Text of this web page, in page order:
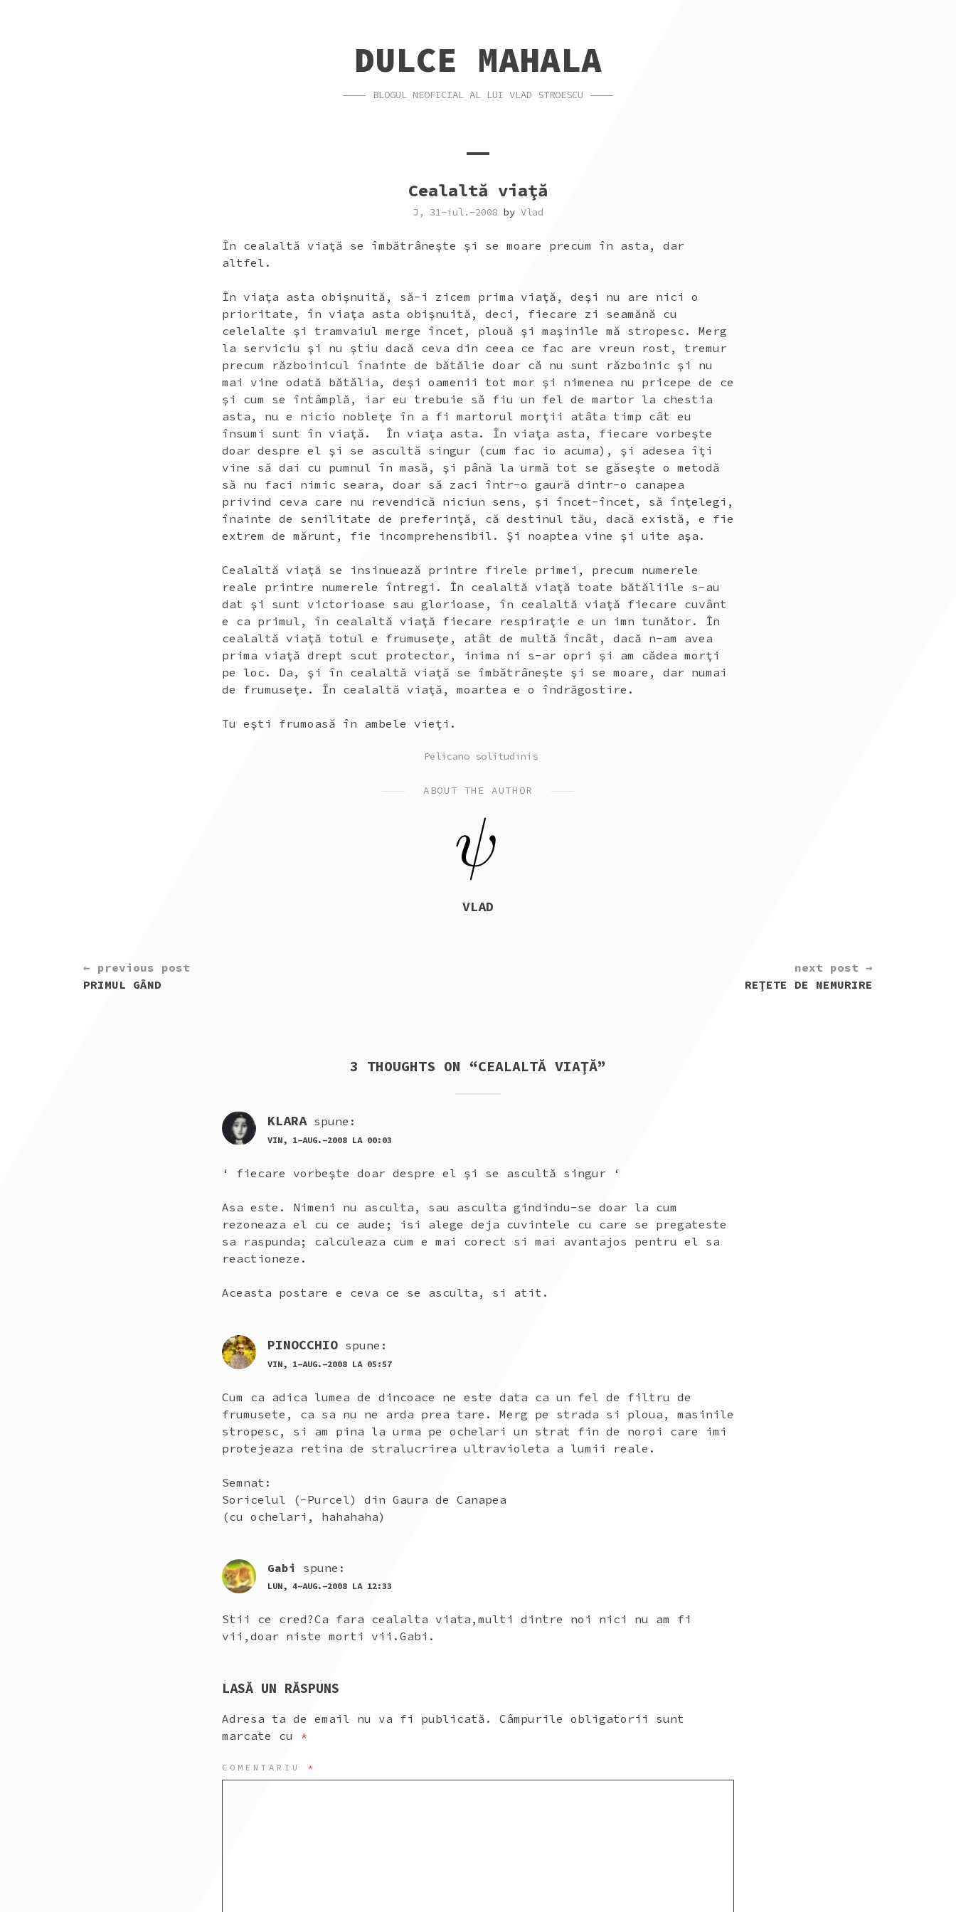
DULCE MAHALA
BLOGUL NEOFICIAL AL LUI VLAD STROESCU
Cealaltă viaţă
J, 31-iul.-2008 by Vlad
În cealaltă viaţă se îmbătrâneşte şi se moare precum în asta, dar
altfel.
În viaţa asta obişnuită, să-i zicem prima viaţă, deşi nu are nici o
prioritate, în viaţa asta obişnuită, deci, fiecare zi seamănă cu
celelalte şi tramvaiul merge încet, plouă şi maşinile mă stropesc. Merg
la serviciu şi nu ştiu dacă ceva din ceea ce fac are vreun rost, tremur
precum războinicul înainte de bătălie doar că nu sunt războinic şi nu
mai vine odată bătălia, deşi oamenii tot mor şi nimenea nu pricepe de ce
şi cum se întâmplă, iar eu trebuie să fiu un fel de martor la chestia
asta, nu e nicio nobleţe în a fi martorul morţii atâta timp cât eu
însumi sunt în viaţă. În viaţa asta. În viaţa asta, fiecare vorbeşte
doar despre el şi se ascultă singur (cum fac io acuma), şi adesea îţi
vine să dai cu pumnul în masă, şi până la urmă tot se găseşte o metodă
să nu faci nimic seara, doar să zaci într-o gaură dintr-o canapea
privind ceva care nu revendică niciun sens, şi încet-încet, să înţelegi,
înainte de senilitate de preferinţă, că destinul tău, dacă există, e fie
extrem de mărunt, fie incomprehensibil. Şi noaptea vine şi uite aşa.
Cealaltă viaţă se insinuează printre firele primei, precum numerele
reale printre numerele întregi. În cealaltă viaţă toate bătăliile s-au
dat şi sunt victorioase sau glorioase, în cealaltă viaţă fiecare cuvânt
e ca primul, în cealaltă viaţă fiecare respiraţie e un imn tunător. În
cealaltă viaţă totul e frumuseţe, atât de multă încât, dacă n-am avea
prima viaţă drept scut protector, inima ni s-ar opri şi am cădea morţi
pe loc. Da, şi în cealaltă viaţă se îmbătrâneşte şi se moare, dar numai
de frumuseţe. În cealaltă viaţă, moartea e o îndrăgostire.
Tu eşti frumoasă în ambele vieţi.
POSTED
Pelicano solitudinis
ABOUT THE AUTHOR
VLAD
CONTINUE
READING
← previous post
PRIMUL GÂND
next post →
REŢETE DE NEMURIRE
3 THOUGHTS ON “CEALALTĂ VIAŢĂ”
KLARA spune:
VIN, 1-AUG.-2008 LA 00:03
‘ fiecare vorbeşte doar despre el şi se ascultă singur ‘
Asa este. Nimeni nu asculta, sau asculta gindindu-se doar la cum
rezoneaza el cu ce aude; isi alege deja cuvintele cu care se pregateste
sa raspunda; calculeaza cum e mai corect si mai avantajos pentru el sa
reactioneze.
Aceasta postare e ceva ce se asculta, si atit.
PINOCCHIO spune:
VIN, 1-AUG.-2008 LA 05:57
Cum ca adica lumea de dincoace ne este data ca un fel de filtru de
frumusete, ca sa nu ne arda prea tare. Merg pe strada si ploua, masinile
stropesc, si am pina la urma pe ochelari un strat fin de noroi care imi
protejeaza retina de stralucrirea ultravioleta a lumii reale.
Semnat:
Soricelul (-Purcel) din Gaura de Canapea
(cu ochelari, hahahaha)
Gabi spune:
LUN, 4-AUG.-2008 LA 12:33
Stii ce cred?Ca fara cealalta viata,multi dintre noi nici nu am fi
vii,doar niste morti vii.Gabi.
LASĂ UN RĂSPUNS
Adresa ta de email nu va fi publicată.
Câmpurile obligatorii sunt
marcate cu *
COMENTARIU *